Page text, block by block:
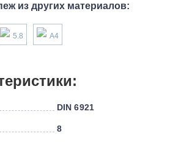
из других материалов:
5.8 А4
DIN 6921
8